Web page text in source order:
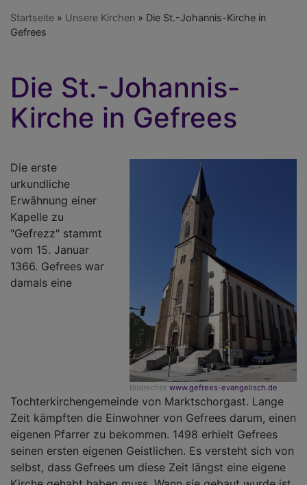
Startseite Unsere Kirchen
Die St.-Johannis-Kirche in
Gefrees
Die St.-Johannis-
Kirche in Gefrees
Bildrechte www.gefrees-evangelisch.de
Die erste
urkundliche
Erwähnung einer
Kapelle zu
"Gefrezz" stammt
vom 15. Januar
1366. Gefrees war
damals eine
Tochterkirchengemeinde von Marktschorgast. Lange
Zeit kämpften die Einwohner von Gefrees darum, einen
eigenen Pfarrer zu bekommen. 1498 erhielt Gefrees
seinen ersten eigenen Geistlichen. Es versteht sich von
selbst, dass Gefrees um diese Zeit längst eine eigene